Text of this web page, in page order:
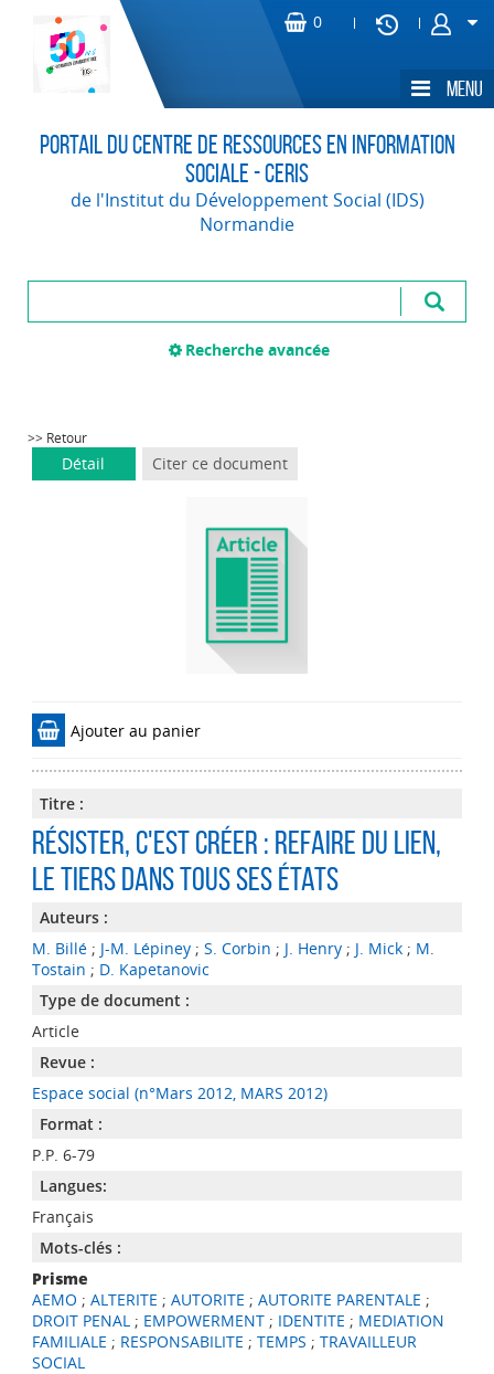
Portail du Centre de Ressources en Information
Sociale - CERIS
de l'Institut du Développement Social (IDS)
Normandie
Recherche avancée
>> Retour
Détail Citer ce document
Ajouter au panier
Titre :
Résister, c'est créer : refaire du lien,
le tiers dans tous ses états
Auteurs :
M. Billé; J-M. Lépiney; S. Corbin ; J. Henry; J. Mick; M.
Tostain ; D. Kapetanovic
Type de document :
Article
Revue :
Espace social (n°Mars 2012, MARS 2012)
Format :
P.P. 6-79
Langues:
Français
Mots-clés :
Prisme
AEMO ; ALTERITE ; AUTORITE ; AUTORITE PARENTALE ;
DROIT PENAL; EMPOWERMENT; IDENTITE ; MEDIATION
FAMILIALE ; RESPONSABILITE ; TEMPS ; TRAVAILLEUR
SOCIAL